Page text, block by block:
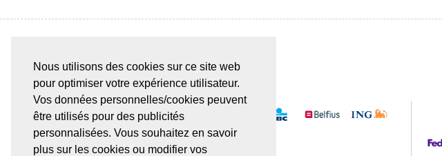
Nous utilisons des cookies sur ce site web
pour optimiser votre expérience utilisateur.
Vos données personnelles/cookies peuvent
être utilisés pour des publicités
personnalisées. Vous souhaitez en savoir
plus sur les cookies ou modifier vos
PAIEMENT SÛR & FACILE